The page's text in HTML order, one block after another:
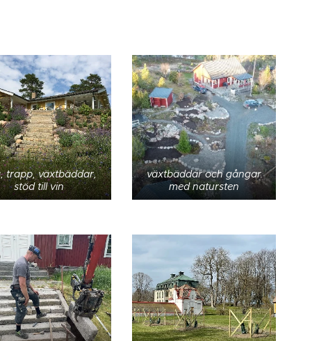
trapp, växtbäddar,
stöd till vin
växtbäddar och gångar
med natursten